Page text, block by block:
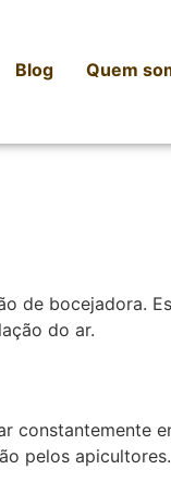
Blog Quem
de bocejadora.
do ar.
constantemente
pelos apicultores.